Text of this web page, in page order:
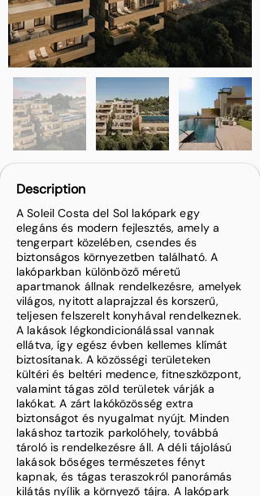
Description
A Soleil Costa del Sol lakópark egy
elegáns és modern fejlesztés, amely a
tengerpart közelében, csendes és
biztonságos környezetben található. A
lakóparkban különböző méretű
apartmanok állnak rendelkezésre, amelyek
világos, nyitott alaprajzzal és korszerű,
teljesen felszerelt konyhával rendelkeznek.
A lakások légkondicionálással vannak
ellátva, így egész évben kellemes klímát
biztosítanak. A közösségi területeken
kültéri és beltéri medence, fitneszközpont,
valamint tágas zöld területek várják a
lakókat. A zárt lakóközösség extra
biztonságot és nyugalmat nyújt. Minden
lakáshoz tartozik parkolóhely, továbbá
tároló is rendelkezésre áll. A déli tájolású
lakások bőséges természetes fényt
kapnak, és tágas teraszokról panorámás
kilátás nyílik a környező tájra. A lakópark